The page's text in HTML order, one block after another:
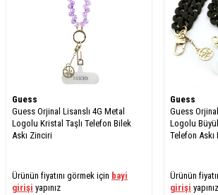
Guess
Guess Orjinal Lisanslı 4G Metal
Logolu Kristal Taşlı Telefon Bilek
Askı Zinciri
Ürünün fiyatını görmek için bayi
girişi yapınız
Guess
Guess
Logolu
Telefon Askı
Ürünün
girişi yapınız